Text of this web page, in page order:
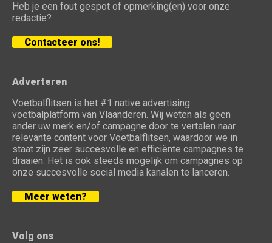
Heb je een fout gespot of opmerking(en) voor onze
redactie?
Contacteer ons!
Adverteren
Voetbalflitsen is het #1 native advertising
voetbalplatform van Vlaanderen. Wij weten als geen
ander uw merk en/of campagne door te vertalen naar
relevante content voor Voetbalflitsen, waardoor we in
staat zijn zeer succesvolle en efficiënte campagnes te
draaien. Het is ook steeds mogelijk om campagnes op
onze succesvolle social media kanalen te lanceren.
Meer weten?
Volg ons